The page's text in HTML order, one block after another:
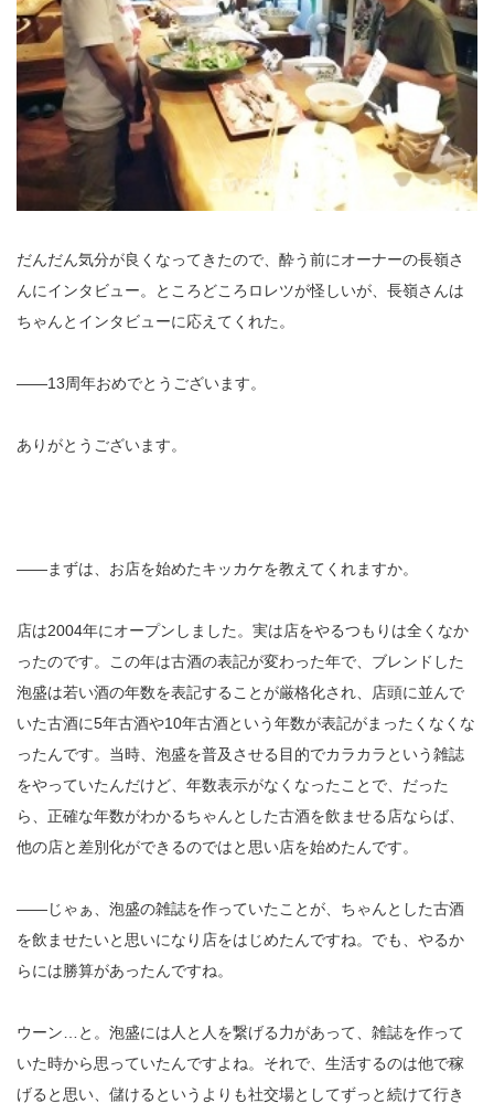
だんだん気分が良くなってきたので、酔う前にオーナーの長嶺さ
んにインタビュー。ところどころロレツが怪しいが、長嶺さんは
ちゃんとインタビューに応えてくれた。
――13周年おめでとうございます。
ありがとうございます。
――まずは、お店を始めたキッカケを教えてくれますか。
店は2004年にオープンしました。実は店をやるつもりは全くなか
ったのです。この年は古酒の表記が変わった年で、ブレンドした
泡盛は若い酒の年数を表記することが厳格化され、店頭に並んで
いた古酒に5年古酒や10年古酒という年数が表記がまったくなくな
ったんです。当時、泡盛を普及させる目的でカラカラという雑誌
をやっていたんだけど、年数表示がなくなったことで、だった
ら、正確な年数がわかるちゃんとした古酒を飲ませる店ならば、
他の店と差別化ができるのではと思い店を始めたんです。
――じゃぁ、泡盛の雑誌を作っていたことが、ちゃんとした古酒
を飲ませたいと思いになり店をはじめたんですね。でも、やるか
らには勝算があったんですね。
ウーン…と。泡盛には人と人を繋げる力があって、雑誌を作って
いた時から思っていたんですよね。それで、生活するのは他で稼
げると思い、儲けるというよりも社交場としてずっと続けて行き